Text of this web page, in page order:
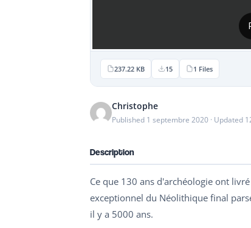
237.22 KB 15 1 Files
Christophe
Published 1 septembre 2020 · Updated
Description
Ce que 130 ans d'archéologie ont
exceptionnel du Néolithique final
il y a 5000 ans.